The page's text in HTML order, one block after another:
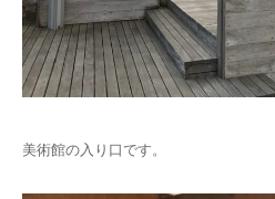
美術館の入り口です。